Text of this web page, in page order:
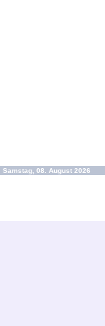
Samstag, 08. August 2026